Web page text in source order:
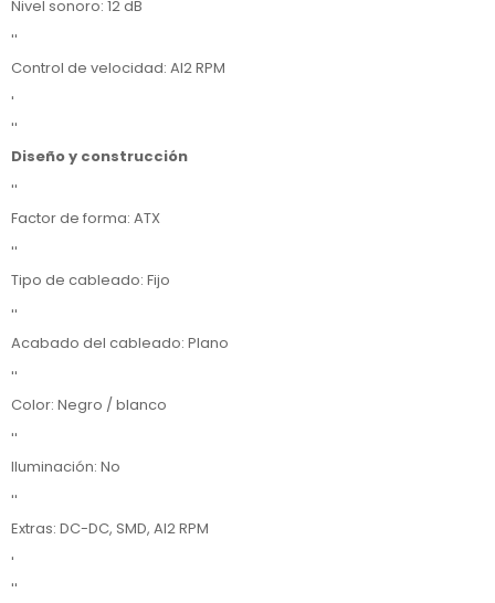
Nivel sonoro: 12 dB
''
Control de velocidad: AI2 RPM
'
''
Diseño y construcción
''
Factor de forma: ATX
''
Tipo de cableado: Fijo
''
Acabado del cableado: Plano
''
Color: Negro / blanco
''
Iluminación: No
''
Extras: DC-DC, SMD, AI2 RPM
'
''